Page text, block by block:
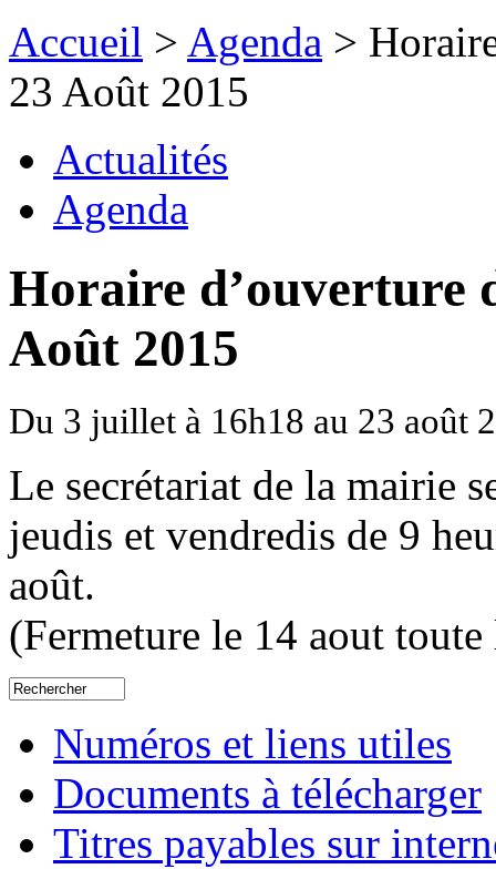
Accueil > Agenda >
23 Août 2015
Actualités
Agenda
Horaire d’ouverture
Août 2015
Du 3 juillet à 16h18 au 23 août
Le secrétariat de la mairie
jeudis et vendredis de 9
août.
(Fermeture le 14 aout
Numéros et liens utiles
Documents à télécharger
Titres payables sur